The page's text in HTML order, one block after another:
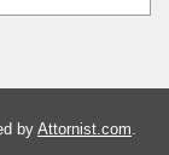
by Attornist.com